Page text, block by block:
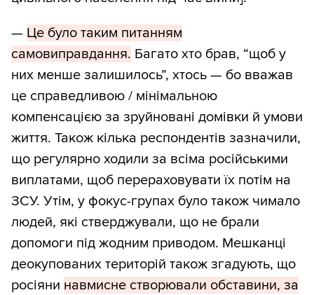
— Це було таким питанням
самовиправдання. Багато хто брав, “щоб у
них менше залишилось”, хтось — бо вважав
це справедливою / мінімальною
компенсацією за зруйновані домівки й умови
життя. Також кілька респондентів зазначили,
що регулярно ходили за всіма російськими
виплатами, щоб перераховувати їх потім на
ЗСУ. Утім, у фокус-групах було також чимало
людей, які стверджували, що не брали
допомоги під жодним приводом. Мешканці
деокупованих територій також згадують, що
росіяни навмисне створювали обставини, за